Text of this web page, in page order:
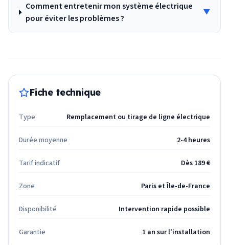
Comment entretenir mon système électrique
pour éviter les problèmes ?
▼
Fiche technique
Type Remplacement ou tirage de ligne électrique
Durée moyenne 2-4 heures
Tarif indicatif Dès 189 €
Zone Paris et Île-de-France
Disponibilité Intervention rapide possible
Garantie 1 an sur l'installation